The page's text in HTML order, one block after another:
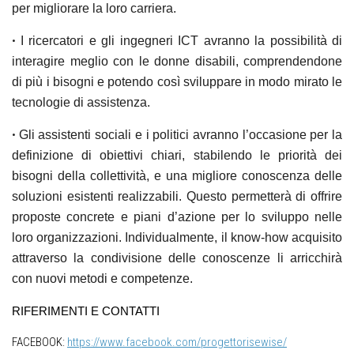
per migliorare la loro carriera.
• I ricercatori e gli ingegneri ICT avranno la possibilità di
interagire meglio con le donne disabili, comprendendone
di più i bisogni e potendo così sviluppare in modo mirato le
tecnologie di assistenza.
• Gli assistenti sociali e i politici avranno l’occasione per la
definizione di obiettivi chiari, stabilendo le priorità dei
bisogni della collettività, e una migliore conoscenza delle
soluzioni esistenti realizzabili. Questo permetterà di offrire
proposte concrete e piani d’azioneper lo sviluppo nelle
loro organizzazioni. Individualmente, il know-how acquisito
attraverso la condivisione delle conoscenze li arricchirà
con nuovi metodi e competenze.
RIFERIMENTI E CONTATTI
FACEBOOK: https://www.facebook.com/progettorisewise/